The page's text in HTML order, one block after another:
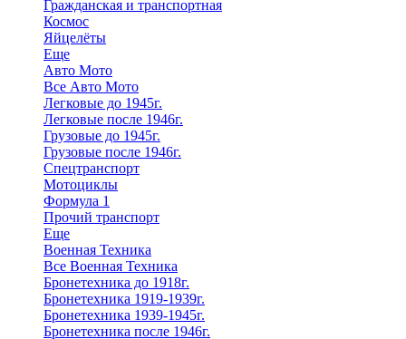
Гражданская и транспортная
Космос
Яйцелёты
Еще
Авто Мото
Все Авто Мото
Легковые до 1945г.
Легковые после 1946г.
Грузовые до 1945г.
Грузовые после 1946г.
Спецтранспорт
Мотоциклы
Формула 1
Прочий транспорт
Еще
Военная Техника
Все Военная Техника
Бронетехника до 1918г.
Бронетехника 1919-1939г.
Бронетехника 1939-1945г.
Бронетехника после 1946г.